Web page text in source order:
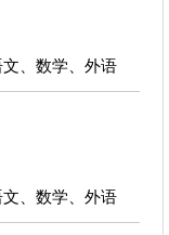
、数学、外语
、数学、外语